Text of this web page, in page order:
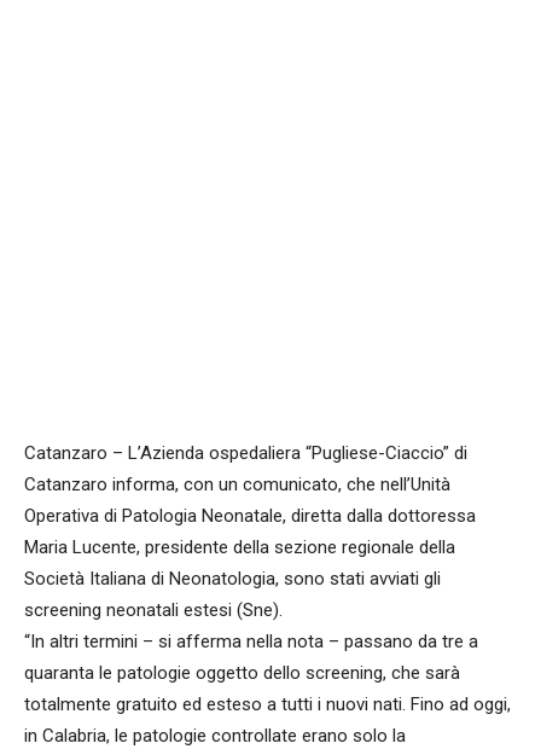
Catanzaro – L’Azienda ospedaliera “Pugliese-Ciaccio” di
Catanzaro informa, con un comunicato, che nell’Unità
Operativa di Patologia Neonatale, diretta dalla dottoressa
Maria Lucente, presidente della sezione regionale della
Società Italiana di Neonatologia, sono stati avviati gli
screening neonatali estesi (Sne).
“In altri termini – si afferma nella nota – passano da tre a
quaranta le patologie oggetto dello screening, che sarà
totalmente gratuito ed esteso a tutti i nuovi nati. Fino ad oggi,
in Calabria, le patologie controllate erano solo la